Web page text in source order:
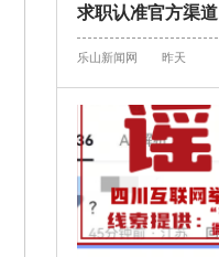
求职认准官方渠道
乐山新闻网 昨天